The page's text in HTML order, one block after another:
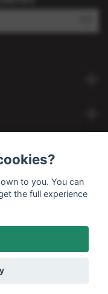
to you. You can
the full experience